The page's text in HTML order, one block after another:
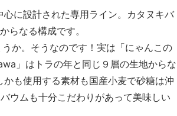
に設計された専用ライン。カタヌキバ
らなる構成です。
か。そうなのです！実は「にゃんこの
」はトラの年と同じ９層の生地からな
も使用する素材も国産小麦で砂糖は沖
ウムも十分こだわりがあって美味しい